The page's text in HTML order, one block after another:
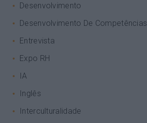
Desenvolvimento
Desenvolvimento De Competências
Entrevista
Expo RH
IA
Inglês
Interculturalidade